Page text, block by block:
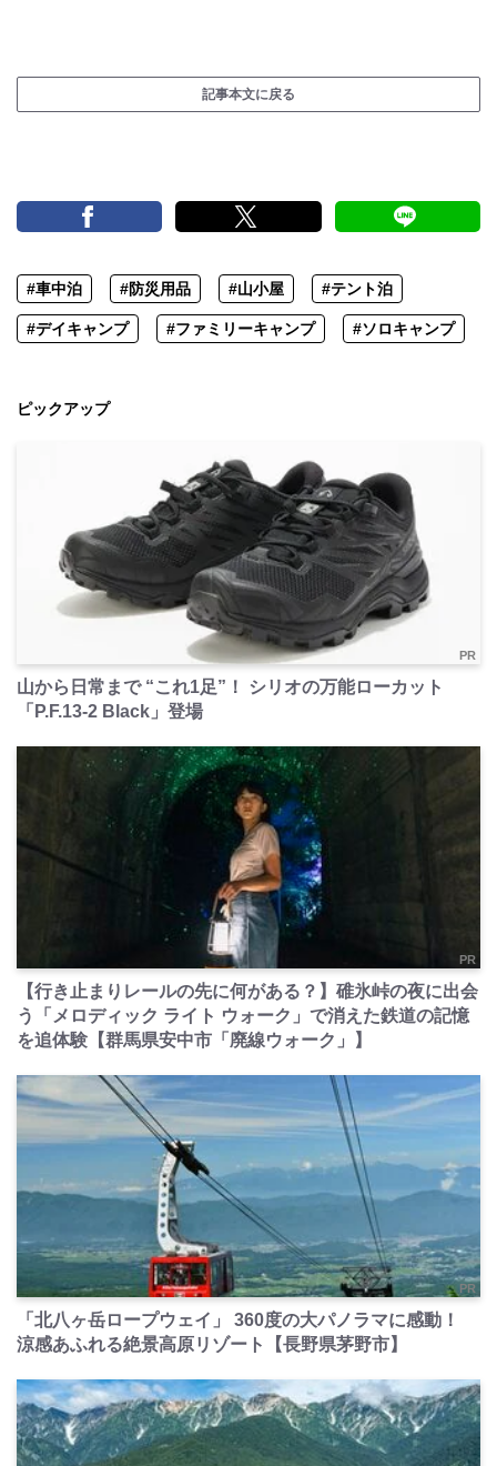
記事本文に戻る
#車中泊 #防災用品 #山小屋 #テント泊
#デイキャンプ #ファミリーキャンプ #ソロキャンプ
ピックアップ
PR
山から日常まで “これ1足”！ シリオの万能ローカット
「P.F.13-2 Black」登場
PR
【行き止まりレールの先に何がある？】碓氷峠の夜に出会
う「メロディック ライト ウォーク」で消えた鉄道の記憶
を追体験【群馬県安中市「廃線ウォーク」】
PR
「北八ヶ岳ロープウェイ」 360度の大パノラマに感動！
涼感あふれる絶景高原リゾート【長野県茅野市】